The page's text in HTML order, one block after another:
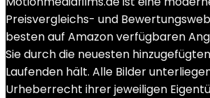
Preisvergleichs- und
besten auf Amazon verfügbaren
Sie durch die neuesten
Laufenden hält. Alle Bilder
Urheberrecht ihrer jeweiligen